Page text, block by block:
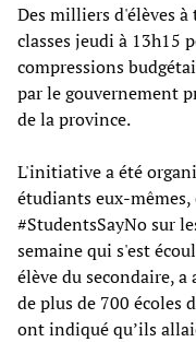
Des milliers d'élèves
classes jeudi à 13h15
compressions
par le gouvernement
de la province.
L'initiative a été
étudiants eux-
#StudentsSayNo sur
semaine qui s'est
élève du secondaire,
de plus de 700 écoles
ont indiqué qu’ils